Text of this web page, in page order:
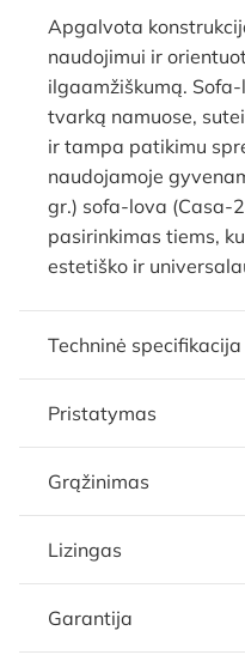
Apgalvota
naudojimui ir
ilgaamžiškumą.
tvarką namuose,
ir tampa patikimu
naudojamoje
gr.) sofa-lova (Casa-
pasirinkimas tiems,
estetiško ir
Techninė specifikacija
Pristatymas
Grąžinimas
Lizingas
Garantija